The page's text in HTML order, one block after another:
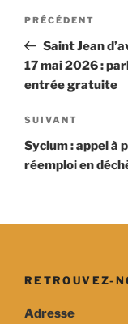
Navigation
l’article
Article
précédent
PRÉCÉDENT
Saint Jean
17 mai 2026 :
entrée gratuite
Article
suivant
SUIVANT
Syclum : appel à
réemploi en
RETROUVEZ-
Adresse